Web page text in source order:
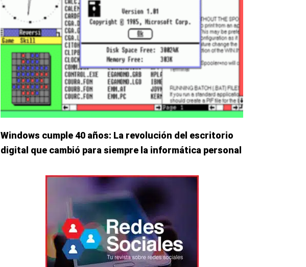
Windows cumple 40 años: La revolución del escritorio
digital que cambió para siempre la informática personal